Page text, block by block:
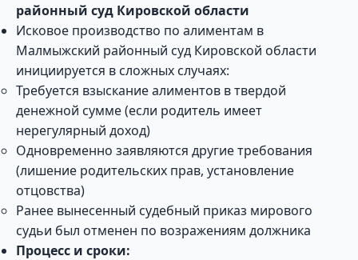
районный суд Кировской области
Исковое производство по алиментам в
Малмыжский районный суд Кировской области
инициируется в сложных случаях:
Требуется взыскание алиментов в твердой
денежной сумме (если родитель имеет
нерегулярный доход)
Одновременно заявляются другие требования
(лишение родительских прав, установление
отцовства)
Ранее вынесенный судебный приказ мирового
судьи был отменен по возражениям должника
Процесс и сроки: